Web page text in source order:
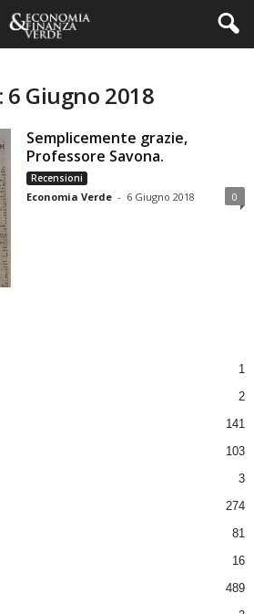
6 Giugno 2018
Semplicemente grazie,
Professore Savona.
Recensioni
Economia Verde - 6 Giugno 2018 0
1
2
141
103
3
274
81
16
489